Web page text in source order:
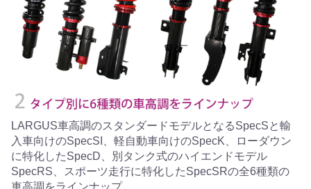
LARGUS車高調のスタンダードモデルとなるSpecSと輸
入車向けのSpecSI、軽自動車向けのSpecK、ローダウン
に特化したSpecD、別タンク式のハイエンドモデル
SpecRS、スポーツ走行に特化したSpecSRの全6種類の
車高調をラインナップ。